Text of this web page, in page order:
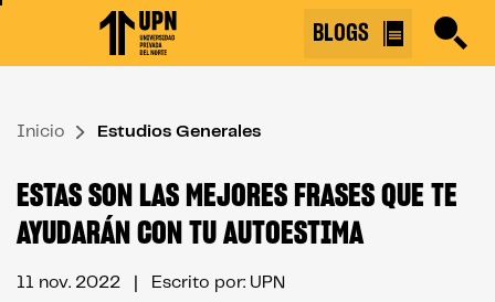
↷
BLOGS
Inicio Estudios Generales
ESTAS SON LAS MEJORES FRASES QUE TE
AYUDARÁN CON TU AUTOESTIMA
11 nov. 2022 | Escrito por: UPN